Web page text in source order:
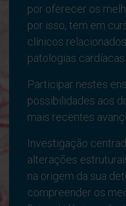
por oferecer os
por isso, tem em
clínicos
patologias cardíacas.
Participar nestes
possibilidades aos
mais recentes
Investigação
alterações
na origem da sua
compreender os